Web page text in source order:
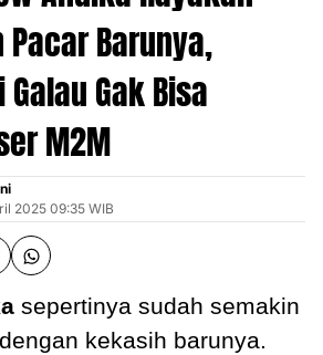
Pacar Barunya,
Gak Bisa
M2M
2025 09:35 WIB
sepertinya sudah semakin
kekasih barunya.